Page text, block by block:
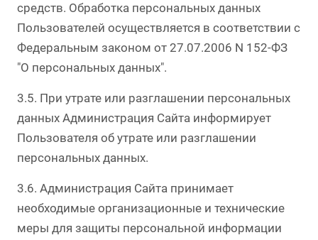
средств. Обработка персональных данных
Пользователей осуществляется в соответствии с
Федеральным законом от 27.07.2006 N 152-ФЗ
"О персональных данных".
3.5. При утрате или разглашении персональных
данных Администрация Сайта информирует
Пользователя об утрате или разглашении
персональных данных.
3.6. Администрация Сайта принимает
необходимые организационные и технические
меры для защиты персональной информации